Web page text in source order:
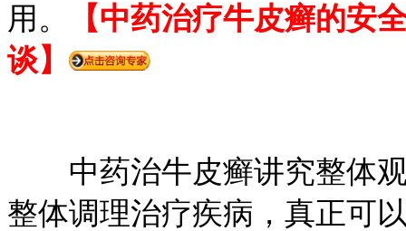
用。
【中药治疗牛皮癣的安
谈】
中药治牛皮癣讲究整体观
整体调理治疗疾病，真正可